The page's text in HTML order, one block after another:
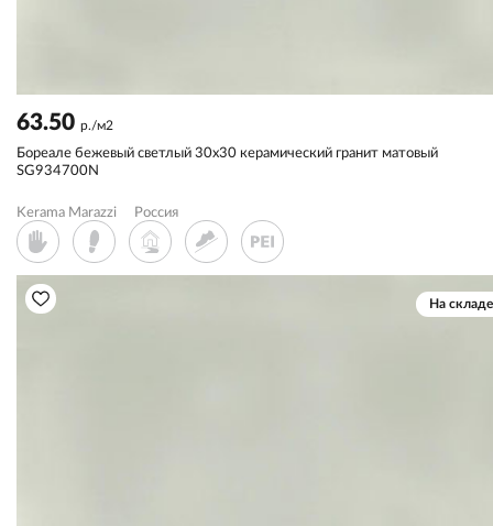
63.50 р./м2
Бореале бежевый светлый 30x30 керамический гранит матовый
SG934700N
Kerama Marazzi Россия
На складе